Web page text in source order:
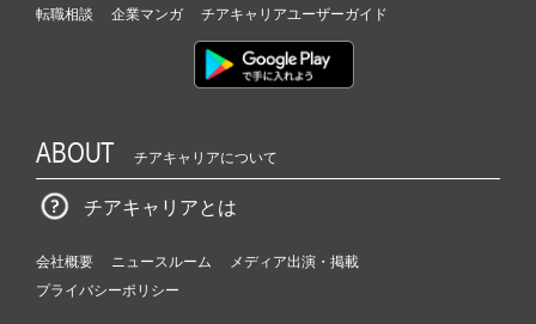
転職相談
企業マンガ チアキャリアユーザーガイド
ABOUT チアキャリアについて
チアキャリアとは
会社概要 ニュースルーム
メディア出演・掲載
プライバシーポリシー